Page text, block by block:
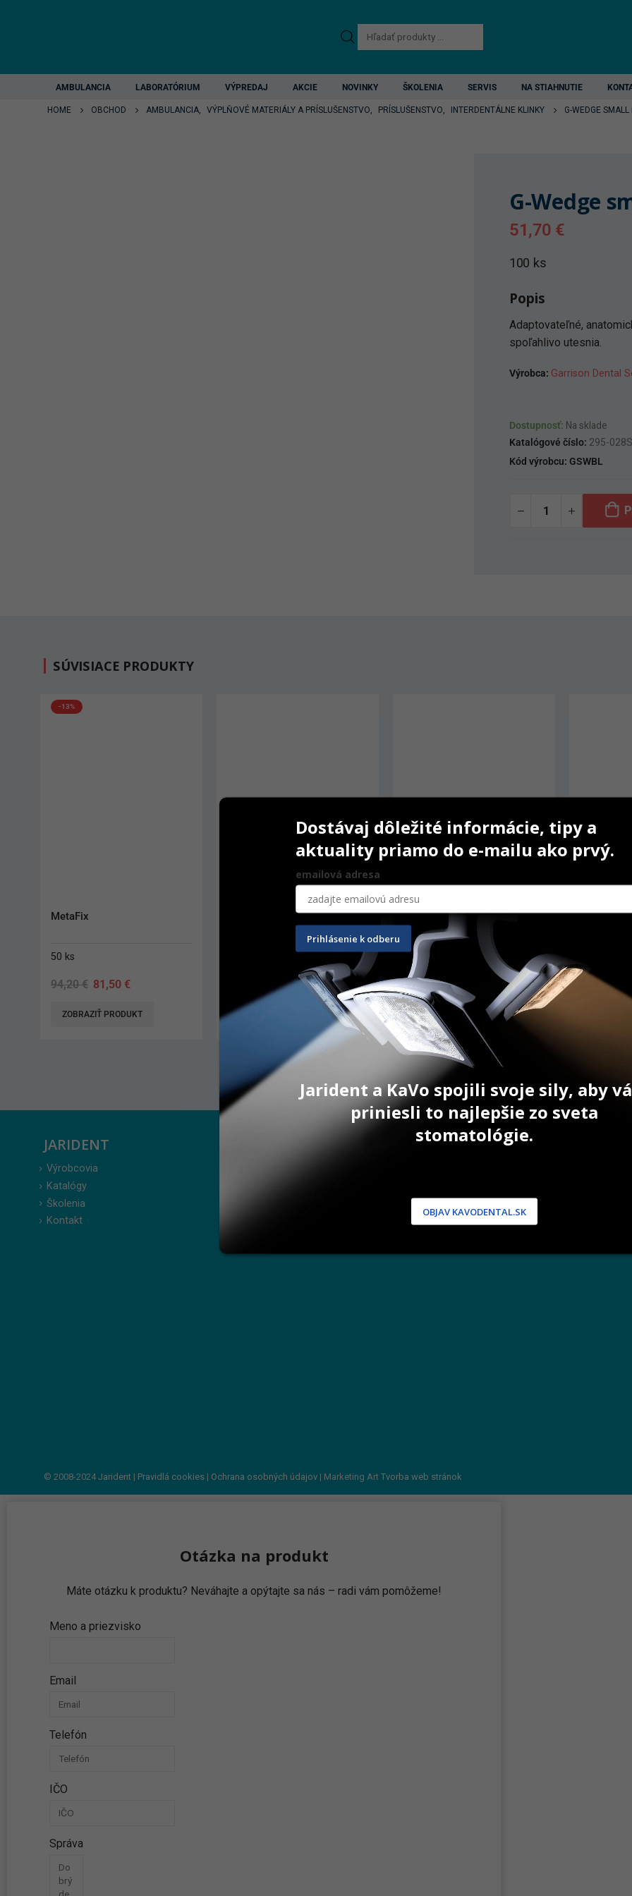
Products
search
AMBULANCIA LABORATÓRIUM VÝPREDAJ AKCIE NOVINKY ŠKOLENIA SERVIS NA STIAHNUTIE
HOME OBCHOD AMBULANCIA, VÝPLŇOVÉ MATERIÁLY A PRÍSLUŠENSTVO, PRÍSLUŠENSTVO, INTERDENTÁLNE KLINKY G-WEDGE
G-Wedge
51,70 €
100 ks
Popis
Adaptovateľné,
spoľahlivo utesnia.
Výrobca: Garrison Dental
Dostupnosť: Na sklade
Katalógové číslo: 295-028S
Kód výrobcu: GSWBL
SÚVISIACE PRODUKTY
Rubber-Dam Cord tenký
16,10€
PRIDAŤ DO KOŠÍKA
Sof-Lex 9,5 mm
25,90€
ZOBRAZIŤ PRODUKT
Matrice Transparent Cervical
63,90 69,90€
ZOBRAZIŤ PRODUKT
JARIDENT
Výrobcovia
Katalógy
Školenia
Kontakt
ZÁKAZNÍCKA ZÓNA PODPORA
© 2008-2024Jarident | Pravidlá cookies | Ochrana osobných údajov | Marketing Art Tvorba web stránok
Otázka na produkt
Máte otázku k produktu? Neváhajte a opýtajte sa nás – radi vám pomôžeme!
Meno a priezvisko
Email
Telefón
IČO
Správa
Dostávaj dôležité informácie, tipy a
aktuality priamo do e-mailu ako prvý.
emailová adresa
Prihlásenie k odberu
Jarident a KaVo spojili svoje sily, aby
priniesli to najlepšie zo sveta
stomatológie.
OBJAV KAVODENTAL.SK